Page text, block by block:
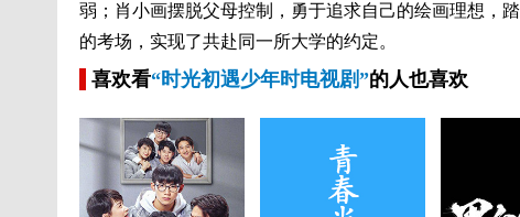
弱；肖小画摆脱父母控制，勇于追求自己的绘画理想，
的考场，实现了共赴同一所大学的约定。
喜欢看“时光初遇少年时电视剧”的人也喜欢